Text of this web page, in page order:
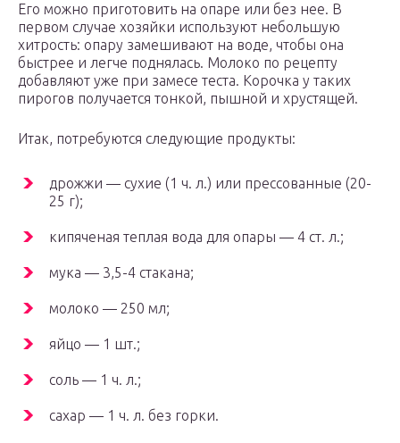
Его можно приготовить на опаре или без нее. В
первом случае хозяйки используют небольшую
хитрость: опару замешивают на воде, чтобы она
быстрее и легче поднялась. Молоко по рецепту
добавляют уже при замесе теста. Корочка у таких
пирогов получается тонкой, пышной и хрустящей.
Итак, потребуются следующие продукты:
дрожжи — сухие (1 ч. л.) или прессованные (20-
25 г);
кипяченая теплая вода для опары — 4 ст. л.;
мука — 3,5-4 стакана;
молоко — 250 мл;
яйцо — 1 шт.;
соль — 1 ч. л.;
сахар — 1 ч. л. без горки.